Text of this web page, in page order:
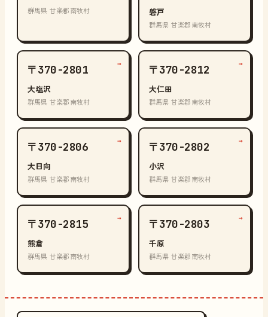
群馬県 甘楽郡南牧村 磐戸
群馬県 甘楽郡南牧村
〒370-2801
大塩沢
群馬県 甘楽郡南牧村
→ 〒370-2812
大仁田
群馬県 甘楽郡南牧村
→
〒370-2806
大日向
群馬県 甘楽郡南牧村
→ 〒370-2802
小沢
群馬県 甘楽郡南牧村
→
〒370-2815
熊倉
群馬県 甘楽郡南牧村
→ 〒370-2803
千原
群馬県 甘楽郡南牧村
→